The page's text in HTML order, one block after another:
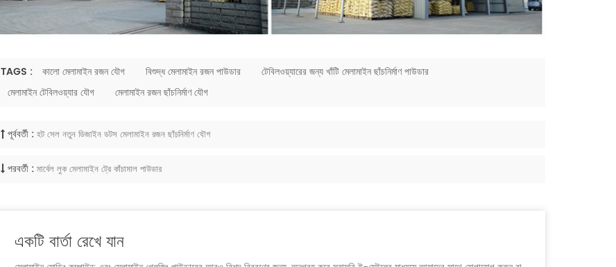
TAGS : কালো মেলামাইন রজন যৌগ বিশুদ্ধ মেলামাইন রজন পাউডার
টেবিলওয়্যারের জন্য খাঁটি মেলামাইন ছাঁচনির্মাণ পাউডার
মেলামাইন টেবিলওয়্যার যৌগ
মেলামাইন রজন ছাঁচনির্মাণ যৌগ
পূর্ববর্তী :হট সেল নতুন ডিজাইন ডটস মেলামাইন রজন ছাঁচনির্মাণ যৌগ
পরবর্তী :মার্বেল লুক মেলামাইন ট্রে কাঁচামাল পাউডার
একটি বার্তা রেখে যান